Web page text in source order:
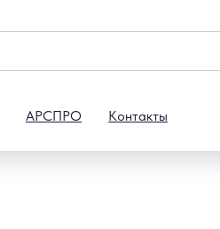
АРСПРО Контакты